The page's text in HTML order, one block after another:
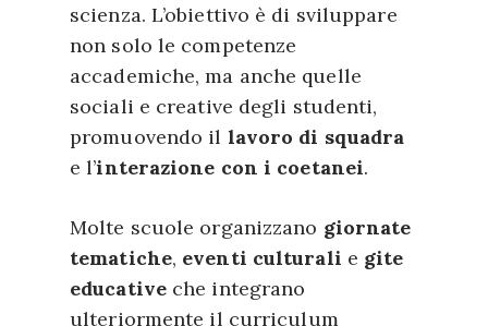
scienza. L’obiettivo è di sviluppare
non solo le competenze
accademiche, ma anche quelle
sociali e creative degli studenti,
promuovendo il lavoro di squadra
e l’interazione con i coetanei.
Molte scuole organizzano giornate
tematiche, eventi culturali e gite
educativeche integrano
ulteriormente il curriculum